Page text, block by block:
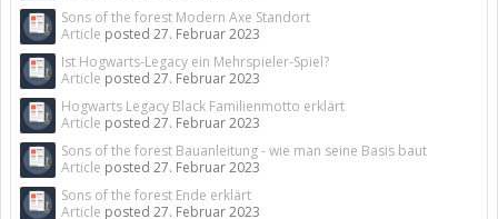
Sons of the forest Modern Axe Standort
Article posted 27. Februar 2023
Ist Hogwarts-Legacy ein Mehrspieler-Spiel?
Article posted 27. Februar 2023
Hogwarts Legacy Black Familienmotto erklärt
Article posted 27. Februar 2023
Sons of the forest Bauanleitung - wie man seine Basis baut
Article posted 27. Februar 2023
Sons of the forest Ende erklärt
Article posted 27. Februar 2023